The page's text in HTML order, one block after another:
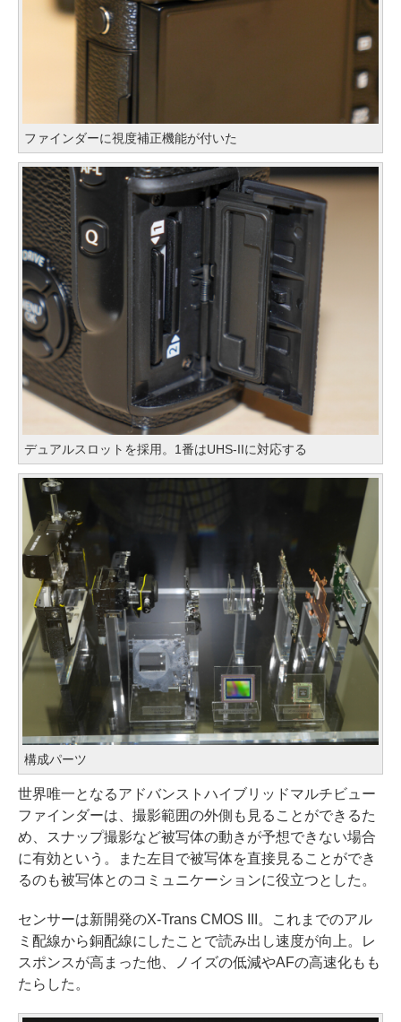
ファインダーに視度補正機能が付いた
デュアルスロットを採用。1番はUHS-IIに対応する
構成パーツ
世界唯一となるアドバンストハイブリッドマルチビュー
ファインダーは、撮影範囲の外側も見ることができるた
め、スナップ撮影など被写体の動きが予想できない場合
に有効という。また左目で被写体を直接見ることができ
るのも被写体とのコミュニケーションに役立つとした。
センサーは新開発のX-Trans CMOS III。これまでのアル
ミ配線から銅配線にしたことで読み出し速度が向上。レ
スポンスが高まった他、ノイズの低減やAFの高速化もも
たらした。